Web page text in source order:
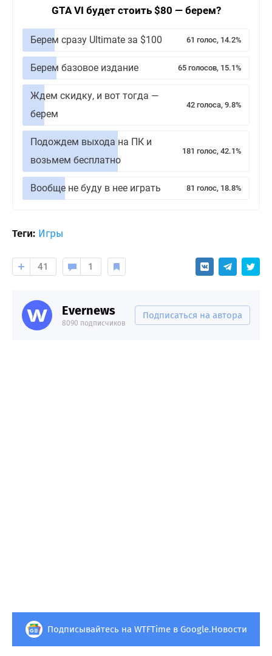
GTA VI будет стоить $80 — берем?
Берем сразу Ultimate за $100 61 голос, 14.2%
Берем базовое издание 65 голосов, 15.1%
Ждем скидку, и вот тогда —
берем
42 голоса, 9.8%
Подождем выхода на ПК и
возьмем бесплатно
181 голос, 42.1%
Вообще не буду в нее играть 81 голос, 18.8%
Теги: Игры
41 1
Evernews
8090 подписчиков
Подписаться на автора
Подписывайтесь на WTFTime в Google.Новости